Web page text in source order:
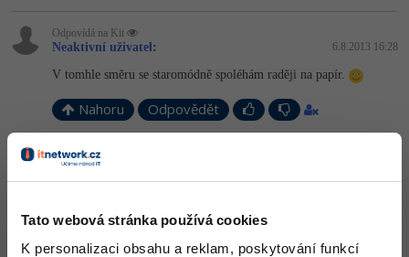
Tato webová stránka používá cookies
K personalizaci obsahu a reklam, poskytování funkcí
Odpovídá na Kit
Neaktivní uživatel: 6.8.2013 16:28
V tomhle směru se staromódně spoléhám raději na papír.
Nahoru Odpovědět
Odpovídá na Neaktivní uživatel
chci někomu poslat mailem. Primárně však vznikají na papíře.
Nahoru Odpovědět